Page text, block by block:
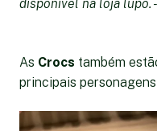
disponível na loja lupo. -
As Crocs também
principais